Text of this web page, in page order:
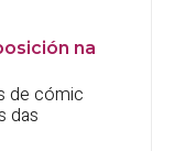
na
de cómic
das